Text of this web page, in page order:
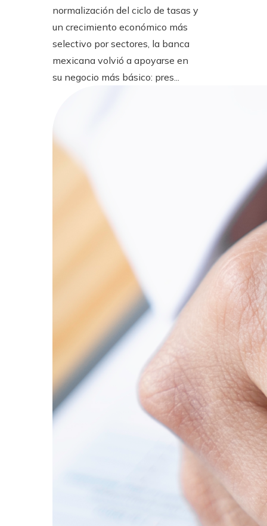
normalización del ciclo de tasas y
un crecimiento económico más
selectivo por sectores, la banca
mexicana volvió a apoyarse en
su negocio más básico: pres...